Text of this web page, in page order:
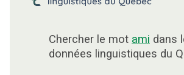
Chercher le mot ami dans
données linguistiques du